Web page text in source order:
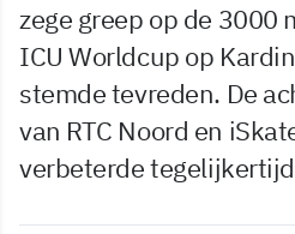
zege greep op de 3000
ICU Worldcup op
stemde tevreden. De
van RTC Noord en
verbeterde